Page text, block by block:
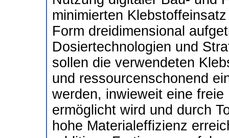
minimierten
Form dreidimensional
Dosiertechnologien und
sollen die verwendeten
und ressourcenschonend
werden, inwieweit eine
ermöglicht wird und durch
hohe Materialeffizienz